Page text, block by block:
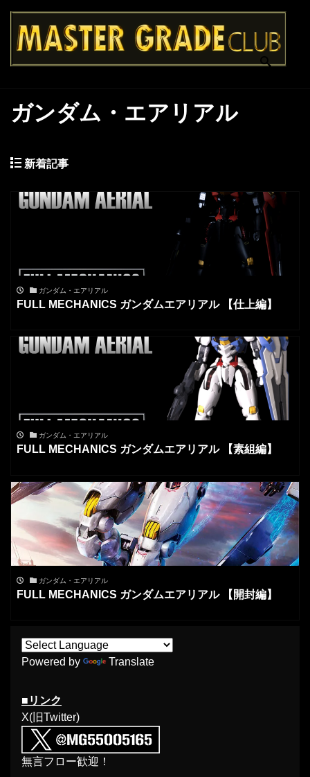
ガンダム・エアリアル
新着記事
ガンダム・エアリアル
FULL MECHANICS ガンダムエアリアル 【仕上編】
ガンダム・エアリアル
FULL MECHANICS ガンダムエアリアル 【素組編】
ガンダム・エアリアル
FULL MECHANICS ガンダムエアリアル 【開封編】
Powered by Translate
■リンク
X(旧Twitter)
無言フロー歓迎！